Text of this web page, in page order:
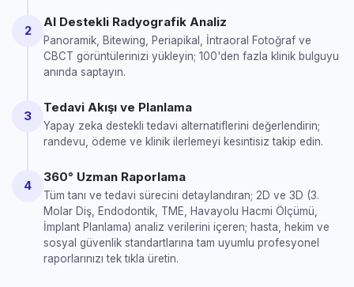
2
AI Destekli Radyografik Analiz
Panoramik, Bitewing, Periapikal, İntraoral Fotoğraf ve
CBCT görüntülerinizi yükleyin; 100'den fazla klinik bulguyu
anında saptayın.
3
Tedavi Akışı ve Planlama
Yapay zeka destekli tedavi alternatiflerini değerlendirin;
randevu, ödeme ve klinik ilerlemeyi kesintisiz takip edin.
4
360° Uzman Raporlama
Tüm tanı ve tedavi sürecini detaylandıran; 2D ve 3D (3.
Molar Diş, Endodontik, TME, Havayolu Hacmi Ölçümü,
İmplant Planlama) analiz verilerini içeren; hasta, hekim ve
sosyal güvenlik standartlarına tam uyumlu profesyonel
raporlarınızı tek tıkla üretin.